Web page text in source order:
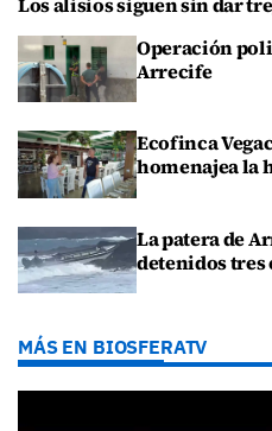
Operación
Arrecife
Ecofinca
homenajea la
La patera de
detenidos tres
MÁS EN BIOSFERATV